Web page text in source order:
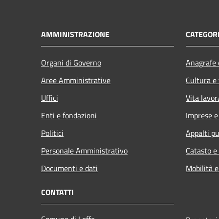
AMMINISTRAZIONE
Organi di Governo
Aree Amministrative
Uffici
Enti e fondazioni
Politici
Personale Amministrativo
Documenti e dati
Cultura
Vita
Imprese
Appalti
Catasto
Mobilità
CONTATTI